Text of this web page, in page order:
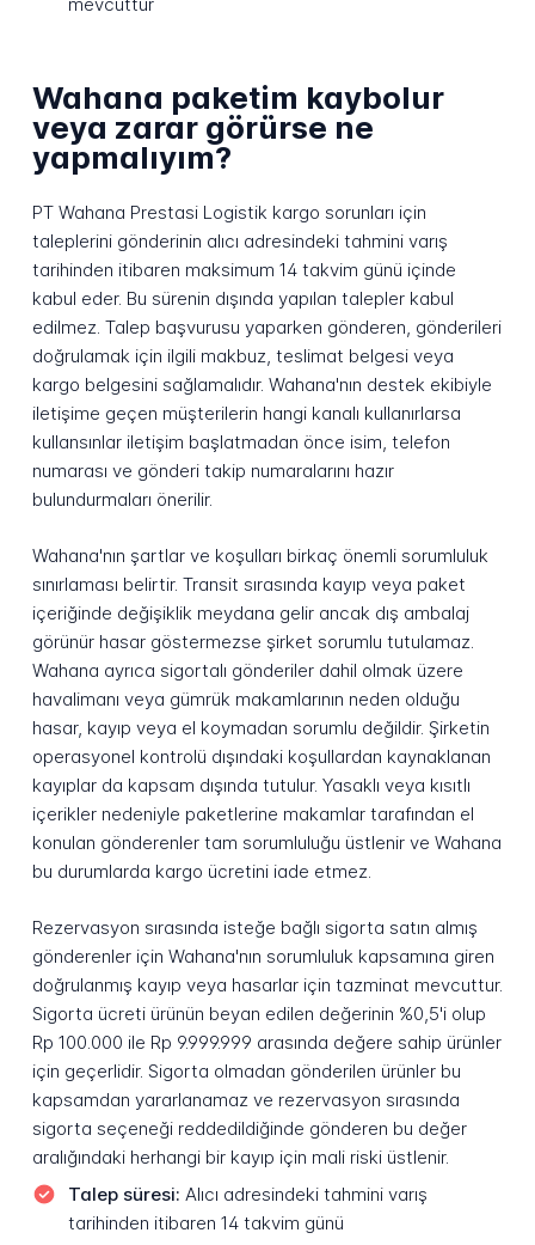
Wahana paketim kaybolur
veya zarar görürse ne
yapmalıyım?
PT Wahana Prestasi Logistik kargo sorunları için
taleplerini gönderinin alıcı adresindeki tahmini varış
tarihinden itibaren maksimum 14 takvim günü içinde
kabul eder. Bu sürenin dışında yapılan talepler kabul
edilmez. Talep başvurusu yaparken gönderen, gönderileri
doğrulamak için ilgili makbuz, teslimat belgesi veya
kargo belgesini sağlamalıdır. Wahana'nın destek ekibiyle
iletişime geçen müşterilerin hangi kanalı kullanırlarsa
kullansınlar iletişim başlatmadan önce isim, telefon
numarası ve gönderi takip numaralarını hazır
bulundurmaları önerilir.
Wahana'nın şartlar ve koşulları birkaç önemli sorumluluk
sınırlaması belirtir. Transit sırasında kayıp veya paket
içeriğinde değişiklik meydana gelir ancak dış ambalaj
görünür hasar göstermezse şirket sorumlu tutulamaz.
Wahana ayrıca sigortalı gönderiler dahil olmak üzere
havalimanı veya gümrük makamlarının neden olduğu
hasar, kayıp veya el koymadan sorumlu değildir. Şirketin
operasyonel kontrolü dışındaki koşullardan kaynaklanan
kayıplar da kapsam dışında tutulur. Yasaklı veya kısıtlı
içerikler nedeniyle paketlerine makamlar tarafından el
konulan gönderenler tam sorumluluğu üstlenir ve Wahana
bu durumlarda kargo ücretini iade etmez.
Rezervasyon sırasında isteğe bağlı sigorta satın almış
gönderenler için Wahana'nın sorumluluk kapsamına giren
doğrulanmış kayıp veya hasarlar için tazminat mevcuttur.
Sigorta ücreti ürünün beyan edilen değerinin %0,5'i olup
Rp 100.000 ile Rp 9.999.999 arasında değere sahip ürünler
için geçerlidir. Sigorta olmadan gönderilen ürünler bu
kapsamdan yararlanamaz ve rezervasyon sırasında
sigorta seçeneği reddedildiğinde gönderen bu değer
aralığındaki herhangi bir kayıp için mali riski üstlenir.
Talep süresi: Alıcı adresindeki tahmini varış
tarihinden itibaren 14 takvim günü